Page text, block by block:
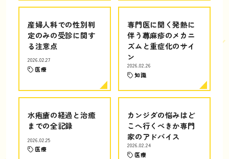
産婦人科での性別判
定のみの受診に関す
る注意点
2026.02.27
医療
専門医に聞く発熱に
伴う蕁麻疹のメカニ
ズムと重症化のサイ
ン
2026.02.26
知識
水疱瘡の経過と治癒
までの全記録
2026.02.25
医療
カンジダの悩みはど
こへ行くべきか専門
家のアドバイス
2026.02.24
医療